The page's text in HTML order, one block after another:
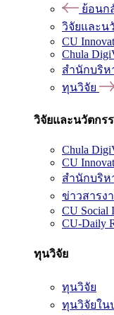
ย้อนก
วิจัยและน
CU
Chula
สำนักบริห
ทุนวิจัย
วิจัยและนวัตกร
Chula
CU
สำนักบริห
ข่าวสารง
CU Social
CU-Daily
ทุนวิจัย
ทุนวิจัย
ทุนวิจัยใน